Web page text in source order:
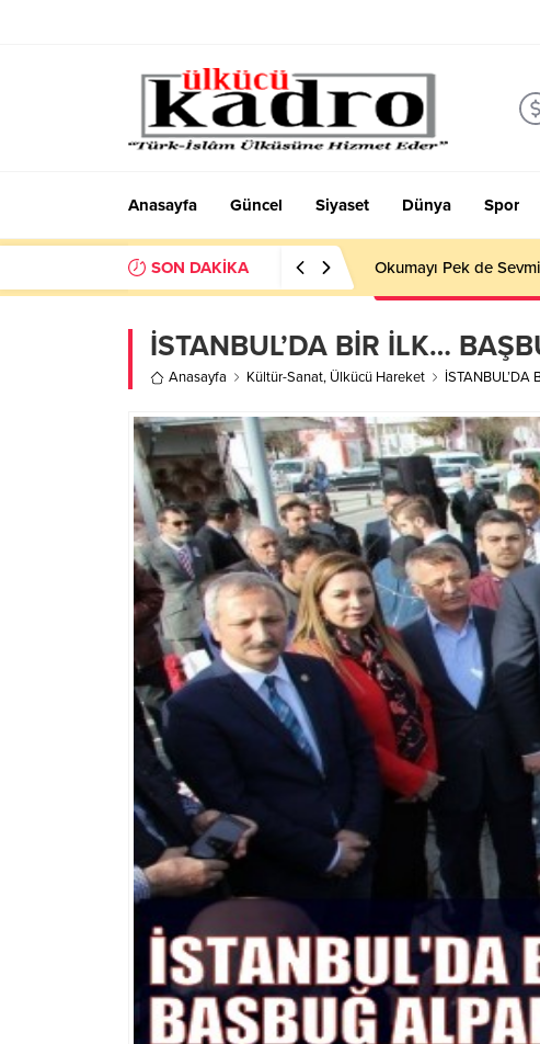
Anasayfa Güncel Siyaset Dünya Spor
SON DAKİKA Okumayı Pek de
İSTANBUL’DA BİR İLK…
Anasayfa Kültür-Sanat, Ülkücü Hareket İSTANBUL’DA